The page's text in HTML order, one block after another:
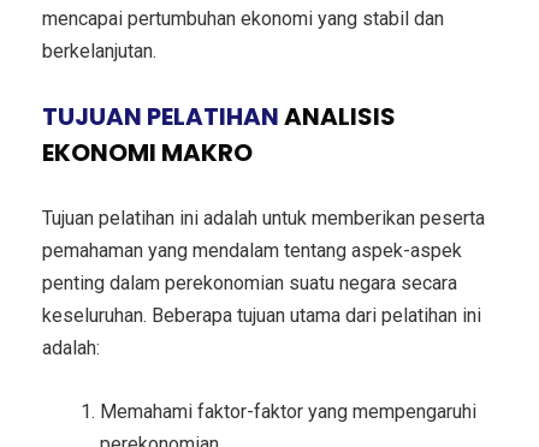
mencapai pertumbuhan ekonomi yang stabil dan
berkelanjutan.
TUJUAN PELATIHANANALISIS
EKONOMI MAKRO
Tujuan pelatihan ini adalah untuk memberikan peserta
pemahaman yang mendalam tentang aspek-aspek
penting dalam perekonomian suatu negara secara
keseluruhan. Beberapa tujuan utama dari pelatihan ini
adalah:
Memahami faktor-faktor yang mempengaruhi